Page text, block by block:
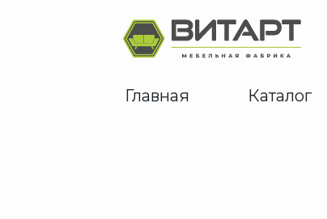
Каталог
Главная